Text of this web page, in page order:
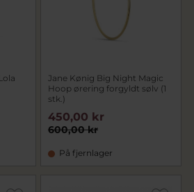
eller blot ønsker
særlig gave til studenten,
gaveidéer her på siden.
Jane Kønig Big Night Magic
Hoop ørering forgyldt sølv (1
stk.)
600,00 kr
450,00 kr
På fjernlager